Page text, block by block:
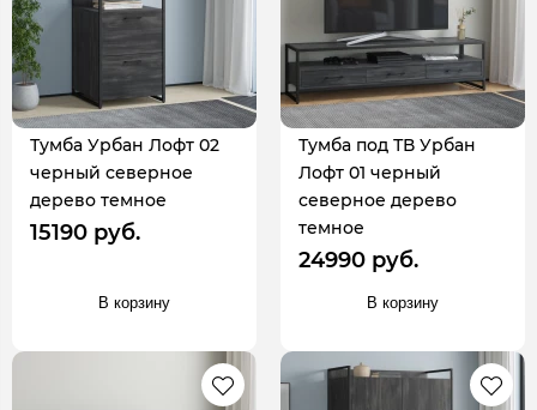
Тумба Урбан Лофт 02
черный северное
дерево темное
15190 руб.
В корзину
Тумба под ТВ Урбан
Лофт 01 черный
северное дерево
темное
24990 руб.
В корзину